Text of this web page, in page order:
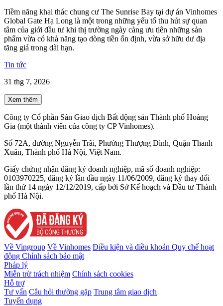
Tiềm năng khai thác chung cư The Sunrise Bay tại dự án Vinhomes
Global Gate Hạ Long là một trong những yếu tố thu hút sự quan
tâm của giới đầu tư khi thị trường ngày càng ưu tiên những sản
phẩm vừa có khả năng tạo dòng tiền ổn định, vừa sở hữu dư địa
tăng giá trong dài hạn.
Tin tức
31 thg 7, 2026
Xem thêm
Công ty Cổ phần Sàn Giao dịch Bất động sản Thành phố Hoàng
Gia (một thành viên của công ty CP Vinhomes).
Số 72A, đường Nguyễn Trãi, Phường Thượng Đình, Quận Thanh
Xuân, Thành phố Hà Nội, Việt Nam.
Giấy chứng nhận đăng ký doanh nghiệp, mã số doanh nghiệp:
0103970225, đăng ký lần đầu ngày 11/06/2009, đăng ký thay đổi
lần thứ 14 ngày 12/12/2019, cấp bởi Sở Kế hoạch và Đầu tư Thành
phố Hà Nội.
Về Vingroup Về Vinhomes Điều kiện và điều khoản Quy chế hoạt
động Chính sách bảo mật
Pháp lý
Miễn trừ trách nhiệm Chính sách cookies
Hỗ trợ
Tư vấn Câu hỏi thường gặp Trung tâm giao dịch
Tuyển dụng